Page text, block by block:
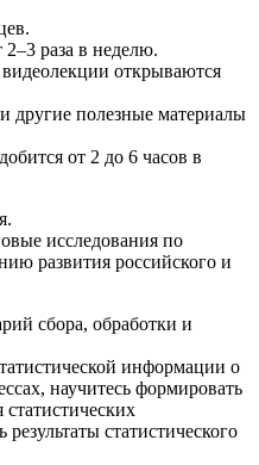
2–3 раза в неделю.
открываются
другие полезные материалы
от 2 до 6 часов в
исследования по
развития российского и
сбора, обработки и
информации о
научитесь формировать
статистического